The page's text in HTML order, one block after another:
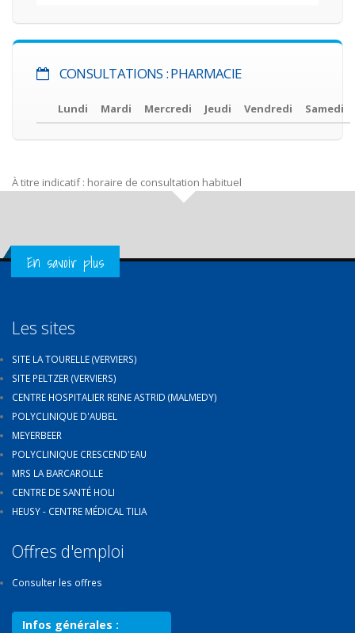
CONSULTATIONS : PHARMACIE
Lundi Mardi Mercredi Jeudi Vendredi Samedi
À titre indicatif : horaire de consultation habituel
Get in Touch
En savoir plus
Les sites
SITE LA TOURELLE (VERVIERS)
SITE PELTZER (VERVIERS)
CENTRE HOSPITALIER REINE ASTRID (MALMEDY)
POLYCLINIQUE D'AUBEL
MEYERBEER
POLYCLINIQUE CRESCEND'EAU
MRS LA BARCAROLLE
CENTRE DE SANTÉ HOLI
HEUSY - CENTRE MÉDICAL TILIA
Offres d'emploi
Consulter les offres
Infos générales :